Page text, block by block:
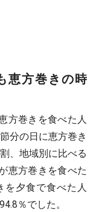
恵方巻きの時
方巻きを食べた人
分の日に恵方巻き
、地域別に比べる
恵方巻きを食べた
を夕食で食べた人
％でした。